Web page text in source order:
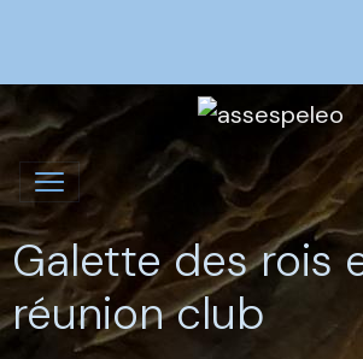
Galette des rois
réunion club